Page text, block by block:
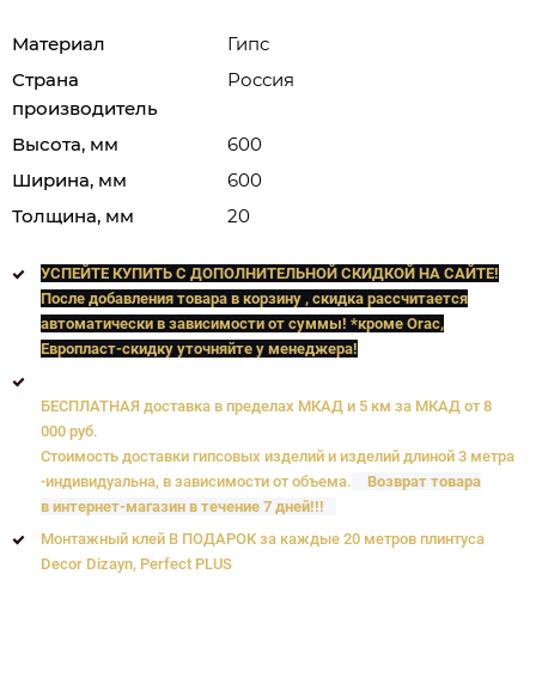
Материал
Гипс
Страна
производитель
Россия
Высота, мм
600
Ширина, мм
600
Толщина, мм
20
УСПЕЙТЕ КУПИТЬ C ДОПОЛНИТЕЛЬНОЙ СКИДКОЙ НА САЙТЕ!
После добавления товара в корзину , скидка рассчитается
автоматически в зависимости от суммы! *кроме Orac,
Европласт-скидку уточняйте у менеджера!
БЕСПЛАТНАЯ доставка в пределах МКАД и 5 км за МКАД от 8
000 руб.
Стоимость доставки гипсовых изделий и изделий длиной 3 метра
-индивидуальна, в зависимости от объема.
Возврат товара
в интернет-магазин в течение 7 дней!!!
Монтажный клей В ПОДАРОК за каждые 20 метров плинтуса
Decor Dizayn, Perfect PLUS